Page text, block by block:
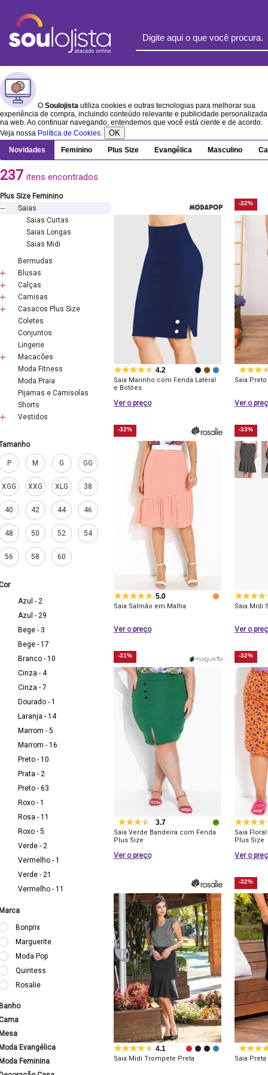
O Soulojista utiliza cookies e outras tecnologias para melhorar sua
experiência de compra, incluindo conteúdo relevante e publicidade personalizada
na web. Ao continuar navegando, entendemos que você está ciente e de acordo.
Veja nossa Política de Cookies. OK
Novidades Feminino Plus Size Evangélica Masculino
237 itens encontrados
Plus Size Feminino
Saias
Saias Curtas
Saias Longas
Saias Midi
Bermudas
Blusas
Calças
Camisas
Casacos Plus Size
Coletes
Conjuntos
Lingerie
Macacões
Moda Fitness
Moda Praia
Pijamas e Camisolas
Shorts
Vestidos
P M G GG
XGG XXG XLG 38
40 42 44 46
48 50 52 54
56 58 60
Azul - 2
Azul - 29
Bege - 3
Bege - 17
Branco - 10
Cinza - 4
Cinza - 7
Dourado - 1
Laranja - 14
Marrom - 5
Marrom - 16
Preto - 10
Prata - 2
Preto - 63
Roxo - 1
Rosa - 11
Roxo - 5
Verde - 2
Vermelho - 1
Verde - 21
Vermelho - 11
Bonprix
Marguerite
Moda Pop
Quintess
Rosalie
Evangélica
Feminina
4.2
Saia Marinho com Fenda Lateral
e Botões
Ver o preço
-32%
Saia
Ver o
-32%
5.0
Saia Salmão em Malha
Ver o preço
-33%
Saia Midi
Ver o
-31%
3.7
Saia Verde Bandeira com Fenda
Plus Size
Ver o preço
-32%
Saia
Plus Size
Ver o
4.1
Saia Midi Trompete Preta
-32%
Saia